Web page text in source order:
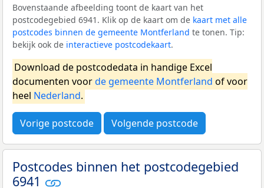
Bovenstaande afbeelding toont de kaart van het
postcodegebied 6941. Klik op de kaart om de kaart met alle
postcodes binnen de gemeente Montferland te tonen. Tip:
bekijk ook de interactieve postcodekaart.
Download de postcodedata in handige Excel
documenten voorde gemeente Montferland of voor
heel Nederland.
Vorige postcode Volgende postcode
Postcodes binnen het postcodegebied
6941